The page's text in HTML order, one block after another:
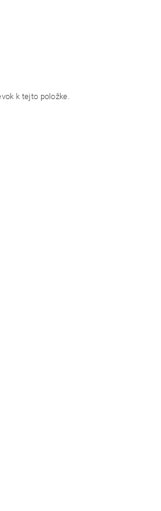
k tejto položke.